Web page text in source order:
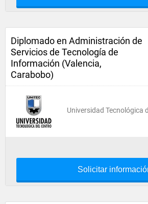
Diplomado en Administración de
Servicios de Tecnología de
Información (Valencia,
Carabobo)
Universidad Tecnológica
Solicitar